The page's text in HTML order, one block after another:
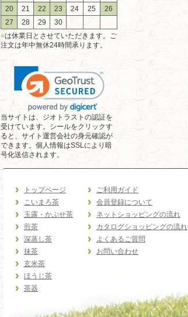
20
21 22 23 24 25
26
27
28 29
30
■は休業日とさせていただきます。ご
注文は年中無休24時間承ります。
当サイトは、ジオトラストの認証を
受けています。シールをクリックす
ると、サイト運営会社の身元確認が
できます。個人情報はSSLにより暗
号化送信されます。
トップページ
こいまろ茶
玉露・かぶせ茶
煎茶
深蒸し茶
抹茶
玄米茶
ほうじ茶
茶器
ご利用ガイド
会員登録について
ネットショッピングの流れ
カタログショッピングの流れ
よくあるご質問
お問い合わせ